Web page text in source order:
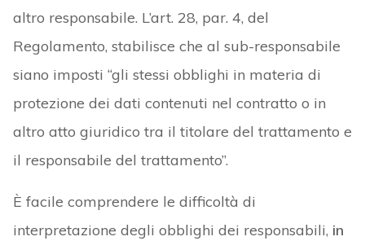
altro responsabile. L’art. 28, par. 4, del
Regolamento, stabilisce che al sub-responsabile
siano imposti “gli stessi obblighi in materia di
protezione dei dati contenuti nel contratto o in
altro atto giuridico tra il titolare del trattamento e
il responsabile del trattamento”.
È facile comprendere le difficoltà di
interpretazione degli obblighi dei responsabili, in